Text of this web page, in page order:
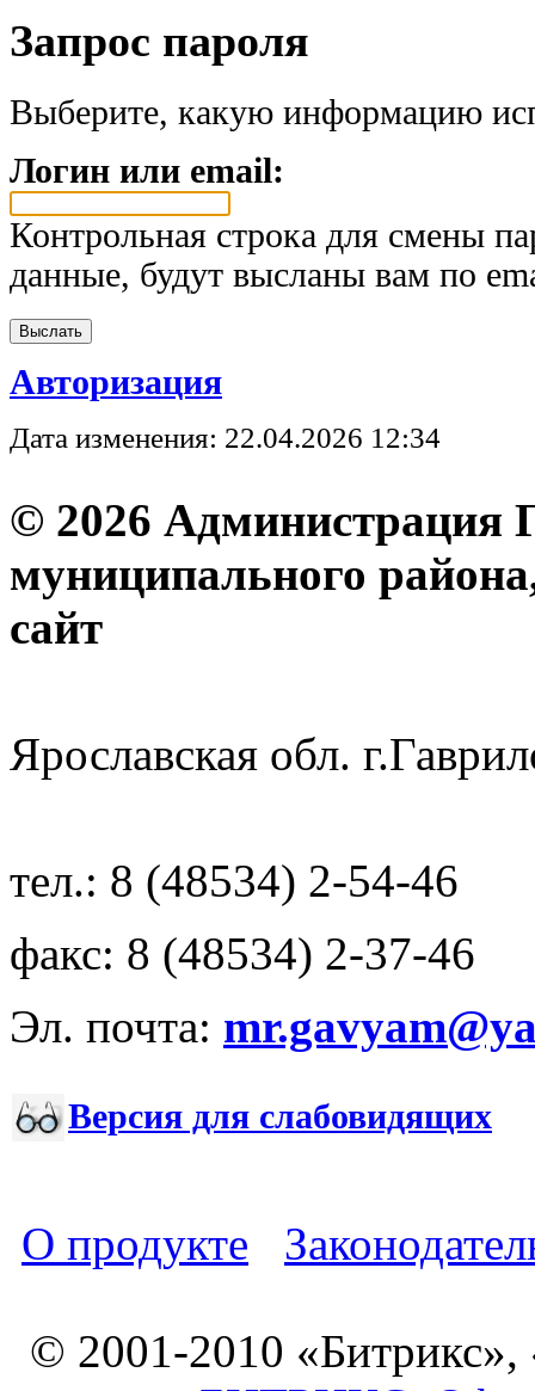
Запрос пароля
Выберите, какую информацию
Логин или email:
Контрольная строка для смены
данные, будут высланы вам по
Авторизация
Дата изменения: 22.04.2026 12:34
© 2026 Администрация
муниципального
Ярославская обл.
тел.: 8 (48534) 2-54-46
факс: 8 (48534) 2-37-46
Эл. почта:
Версия для слабовидящих
О продукте
© 2001-2010 «Битрикс»,